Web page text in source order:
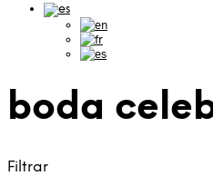
boda
Filtrar